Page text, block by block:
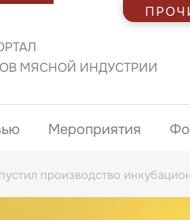
МЯСНОЙ ИНДУСТРИИ
Мероприятия
производство